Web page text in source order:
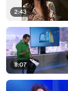
2:43
8:07